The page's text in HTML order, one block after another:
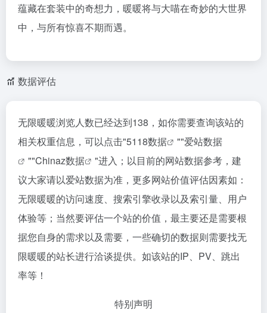
蕴藏在套装中的奇想力，暖暖将与大喵在奇妙的大世界
中，与所有惊喜不期而遇。
数据评估
无限暖暖浏览人数已经达到138，如你需要查询该站的
相关权重信息，可以点击"5118数据 ""爱站数据
""Chinaz数据
"进入；以目前的网站数据参考，建
议大家请以爱站数据为准，更多网站价值评估因素如：
无限暖暖的访问速度、搜索引擎收录以及索引量、用户
体验等；当然要评估一个站的价值，最主要还是需要根
据您自身的需求以及需要，一些确切的数据则需要找无
限暖暖的站长进行洽谈提供。如该站的IP、PV、跳出
率等！
特别声明